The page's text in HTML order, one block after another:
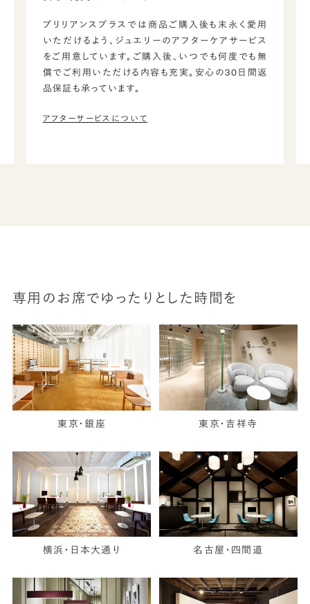
ブリリアンスプラスでは商品ご購入後も末永く愛用
いただけるよう、ジュエリーのアフターケアサービス
をご用意しています。ご購入後、いつでも何度でも無
償でご利用いただける内容も充実。安心の30日間返
品保証も承っています。
アフターサービスについて
専用のお席でゆったりとした時間を
東京・銀座 東京・吉祥寺
横浜・日本大通り 名古屋・四間道